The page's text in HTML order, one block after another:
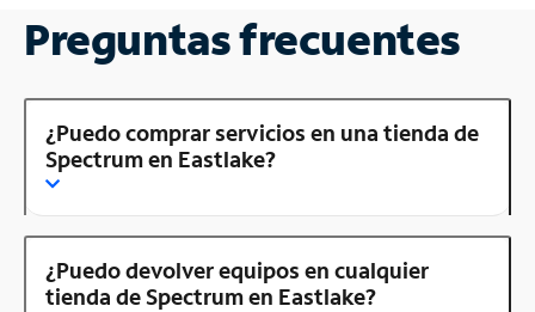
Preguntas frecuentes
¿Puedo comprar servicios en una tienda de
Spectrum en Eastlake?
¿Puedo devolver equipos en cualquier
tienda de Spectrum en Eastlake?